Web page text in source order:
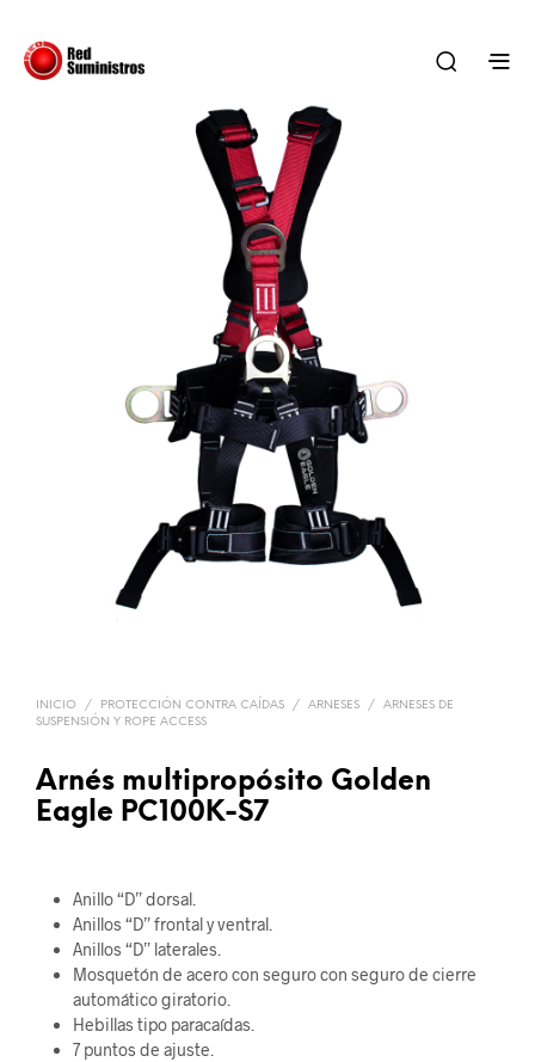
INICIO / PROTECCIÓN CONTRA CAÍDAS / ARNESES /
ARNESES DE
SUSPENSIÓN Y ROPE ACCESS
Arnés multipropósito Golden
Eagle PC100K-S7
Anillo “D” dorsal.
Anillos “D” frontal y ventral.
Anillos “D” laterales.
Mosquetón de acero con seguro con seguro de cierre
automático giratorio.
Hebillas tipo paracaídas.
7 puntos de ajuste.